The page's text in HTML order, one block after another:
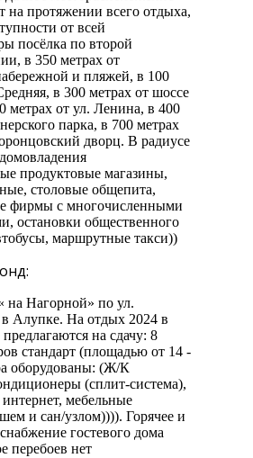
на протяжении всего отдыха,
от всей
посёлка по второй
в 350 метрах от
и пляжей, в 100
в 300 метрах от шоссе
метрах от ул. Ленина, в 400
парка, в 700 метрах
дворц. В радиусе
продуктовые магазины,
столовые общепита,
фирмы с многочисленными
остановки общественного
маршрутные такси))
на Нагорной» по ул.
Алупке. На отдых 2024 в
на сдачу: 8
стандарт (площадью от 14 -
оборудованы: (Ж/К
(сплит-система),
мебельные
и сан/узлом)))). Горячее и
гостевого дома
перебоев нет